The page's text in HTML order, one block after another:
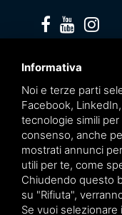
Informativa
Noi e terze parti
Facebook,
tecnologie simili
consenso, anche
mostrati annunci
utili per te, come
Chiudendo questo
su "Rifiuta",
Se vuoi selezionare